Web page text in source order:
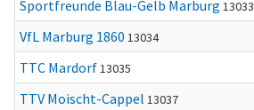
Sportfreunde Blau-Gelb Marburg 13033
VfL Marburg 1860 13034
TTC Mardorf13035
TTV Moischt-Cappel 13037